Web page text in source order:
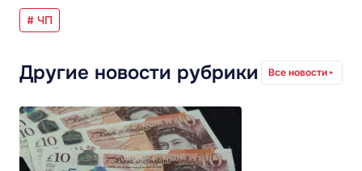
# ЧП
Другие новости рубрики Все новости